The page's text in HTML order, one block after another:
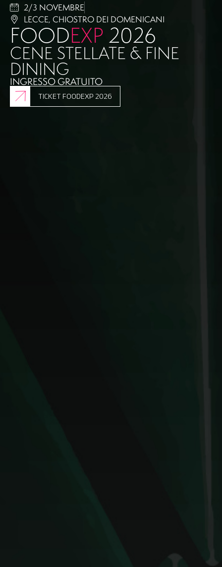
2/3 NOVEMBRE
LECCE, CHIOSTRO DEI DOMENICANI
FOODEXP 2026
CENE STELLATE & FINE
DINING
INGRESSO GRATUITO
TICKET FOODEXP 2026